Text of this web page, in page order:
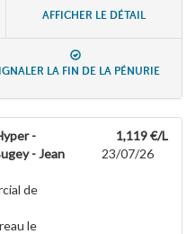
AFFICHER LE DÉTAIL
LA FIN DE LA PÉNURIE
-
- Jean
de
le
1,119 €/L
23/07/26